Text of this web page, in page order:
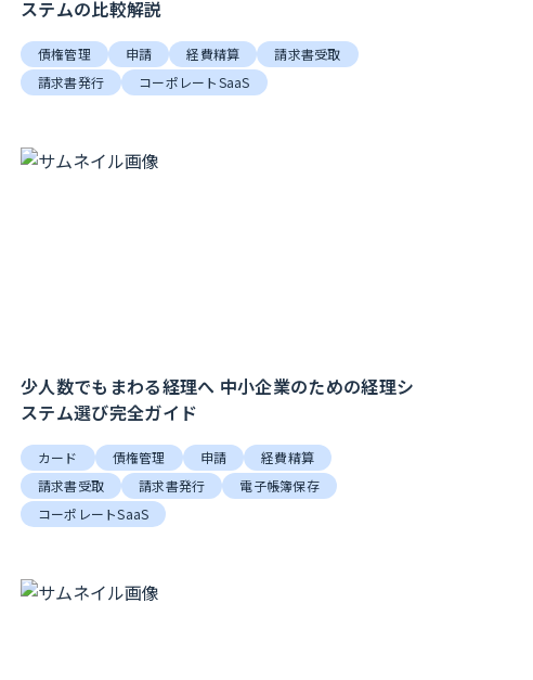
ステムの比較解説
債権管理 申請 経費精算
請求書受取
請求書発行
コーポレートSaaS
少人数でもまわる経理へ 中小企業のための経理シ
ステム選び完全ガイド
カード 債権管理 申請
経費精算
請求書受取
請求書発行
電子帳簿保存
コーポレートSaaS